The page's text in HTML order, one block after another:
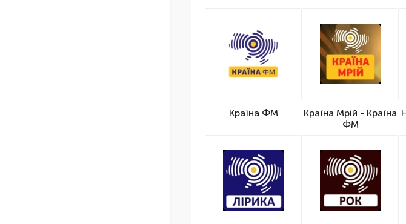
Країна ФМ
Країна Мрій - Країна
ФМ